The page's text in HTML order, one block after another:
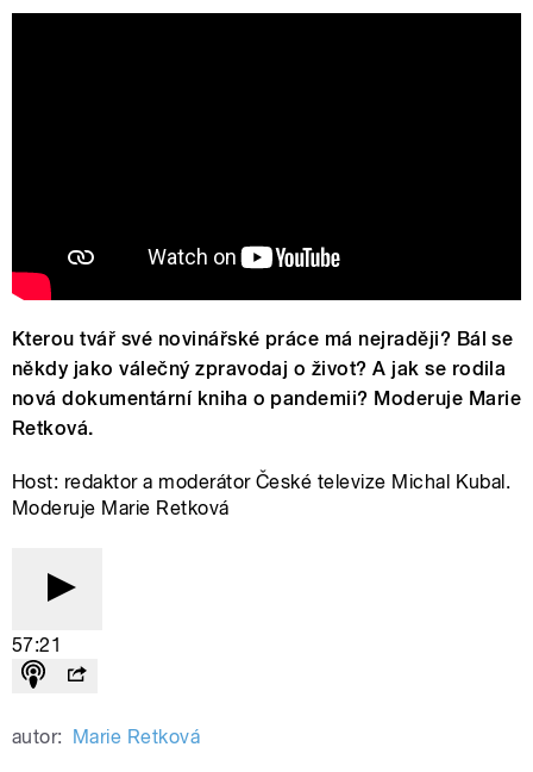
Kterou tvář své novinářské práce má nejraději? Bál se
někdy jako válečný zpravodaj o život? A jak se rodila
nová dokumentární kniha o pandemii? Moderuje Marie
Retková.
Host: redaktor a moderátor České televize Michal Kubal.
Moderuje Marie Retková
57:21
autor: Marie Retková